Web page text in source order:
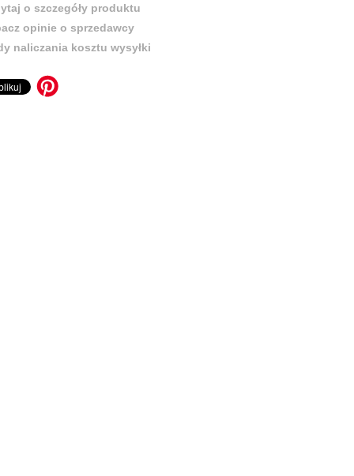
o szczegóły produktu
opinie o sprzedawcy
naliczania kosztu wysyłki